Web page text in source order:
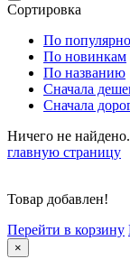
Сортировка
По
По новинкам
По названию
Сначала
Сначала
Ничего не
главную страницу
Товар добавлен!
Перейти в корзину
×